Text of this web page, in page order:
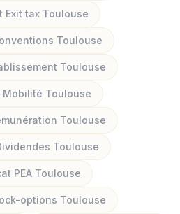
Exit tax Toulouse
Toulouse
Toulouse
Mobilité Toulouse
Toulouse
Toulouse
PEA Toulouse
options Toulouse